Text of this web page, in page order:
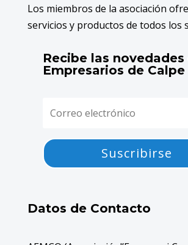
Los miembros de la asociación
servicios y productos de todos los
Recibe las novedades
Empresarios de Calpe
Suscribirse
Datos de Contacto